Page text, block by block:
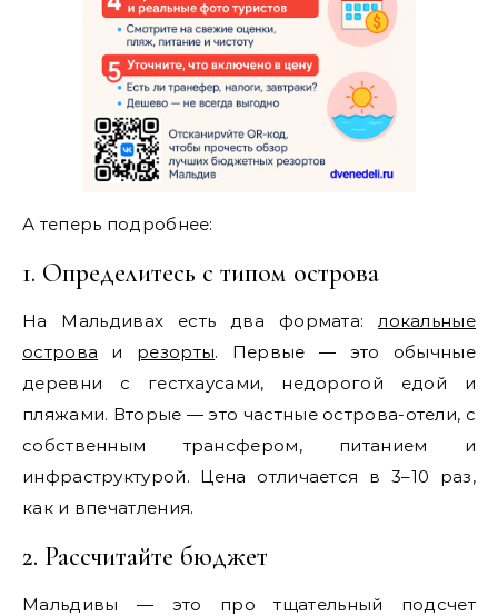
А теперь подробнее:
1. Определитесь с типом острова
На Мальдивах есть два формата:локальные
острова и резорты. Первые — это обычные
деревни с гестхаусами, недорогой едой и
пляжами. Вторые — это частные острова-отели, с
собственным трансфером, питанием и
инфраструктурой. Цена отличается в 3–10 раз,
как и впечатления.
2. Рассчитайте бюджет
Мальдивы — это про тщательный подсчет